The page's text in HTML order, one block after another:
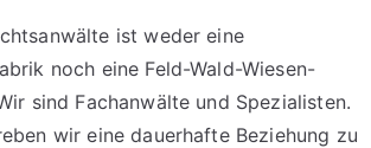
ist weder eine
noch eine Feld-Wald-Wiesen-
sind Fachanwälte und Spezialisten.
wir eine dauerhafte Beziehung zu